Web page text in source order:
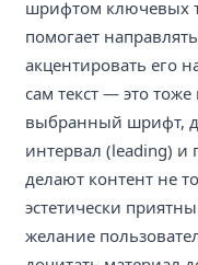
шрифтом ключевых
помогает
акцентировать его
сам текст — это
выбранный шрифт,
интервал (leading) и
делают контент не
эстетически
желание